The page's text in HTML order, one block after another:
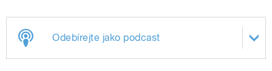
Odebírejte jako podcast